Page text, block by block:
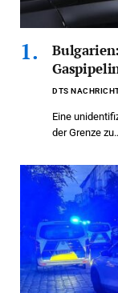
DTS
Eine
der Grenze